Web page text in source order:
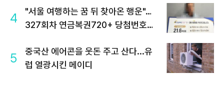
4
"서울 여행하는 꿈 뒤 찾아온 행운"…
327회차 연금복권720+ 당첨번호조
5
중국산 에어콘을 웃돈 주고 산다...유
럽 열광시킨 메이디